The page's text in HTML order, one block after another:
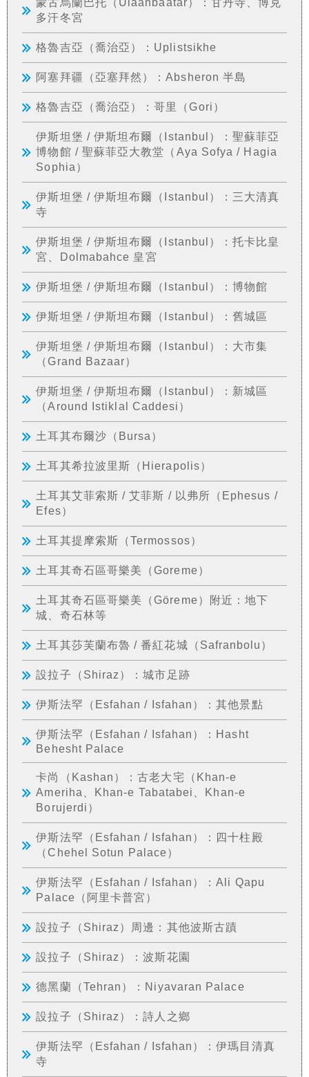
多汗冬宮
格魯吉亞（喬治亞）：Uplistsikhe
阿塞拜疆（亞塞拜然）：Absheron 半島
格魯吉亞（喬治亞）：哥里（Gori）
伊斯坦堡 / 伊斯坦布爾（Istanbul）：聖蘇菲亞
博物館 / 聖蘇菲亞大教堂（Aya Sofya / Hagia
Sophia）
伊斯坦堡 / 伊斯坦布爾（Istanbul）：三大清真
寺
伊斯坦堡 / 伊斯坦布爾（Istanbul）：托卡比皇
宮、Dolmabahce 皇宮
伊斯坦堡 / 伊斯坦布爾（Istanbul）：博物館
伊斯坦堡 / 伊斯坦布爾（Istanbul）：舊城區
伊斯坦堡 / 伊斯坦布爾（Istanbul）：大市集
（Grand Bazaar）
伊斯坦堡 / 伊斯坦布爾（Istanbul）：新城區
（Around Istiklal Caddesi）
土耳其布爾沙（Bursa）
土耳其希拉波里斯（Hierapolis）
土耳其艾菲索斯 / 艾菲斯 / 以弗所（Ephesus /
Efes）
土耳其提摩索斯（Termossos）
土耳其奇石區哥樂美（Goreme）
土耳其奇石區哥樂美（Göreme）附近：地下
城、奇石林等
土耳其莎芙蘭布魯 / 番紅花城（Safranbolu）
設拉子（Shiraz）：城市足跡
伊斯法罕（Esfahan / Isfahan）：其他景點
伊斯法罕（Esfahan / Isfahan）：Hasht
Behesht Palace
卡尚（Kashan）：古老大宅（Khan-e
Ameriha、Khan-e Tabatabei、Khan-e
Borujerdi）
伊斯法罕（Esfahan / Isfahan）：四十柱殿
（Chehel Sotun Palace）
伊斯法罕（Esfahan / Isfahan）：Ali Qapu
Palace（阿里卡普宮）
設拉子（Shiraz）周邊：其他波斯古蹟
設拉子（Shiraz）：波斯花園
德黑蘭（Tehran）：Niyavaran Palace
設拉子（Shiraz）：詩人之鄉
伊斯法罕（Esfahan / Isfahan）：伊瑪目清真
寺